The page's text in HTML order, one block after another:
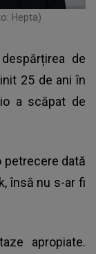
Hepta)
de
25 de ani în
a scăpat de
petrecere dată
însă nu s-ar fi
apropiate.